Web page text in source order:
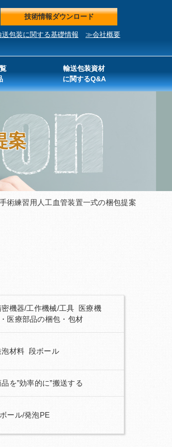
技術情報ダウンロード
≫会社概要
包装に関する基礎情報
輸送包装資材
に関するQ&A
案
術練習用人工血管装置一式の梱包提案
密機器/工作機械/工具 医療機
医療部品の梱包・包材
泡材料 段ボール
を”効率的に”搬送する
ール/発泡PE